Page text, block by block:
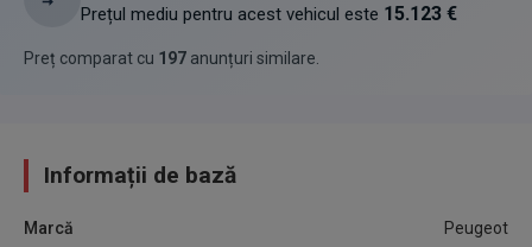
Prețul mediu pentru acest vehicul este 15.123 €
Preț comparat cu 197 anunțuri similare
Informații de bază
Marcă
Peugeot